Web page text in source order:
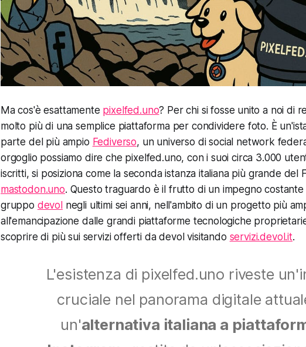
Ma cos'è esattamente pixelfed.uno? Per chi si fosse unito a noi di
molto più di una semplice piattaforma per condividere foto. È
parte del più ampio Fediverso, un universo di social network
orgoglio possiamo dire che pixelfed.uno, con i suoi circa 3.000
iscritti, si posiziona come la seconda istanza italiana più grande del
mastodon.uno. Questo traguardo è il frutto di un impegno
gruppo devolnegli ultimi sei anni, nell'ambito di un progetto più
all'emancipazione dalle grandi piattaforme tecnologiche
scoprire di più sui servizi offerti da devol visitando servizi.devol.it.
L'esistenza di pixelfed.uno riveste
cruciale nel panorama digitale
un'alternativa italiana a